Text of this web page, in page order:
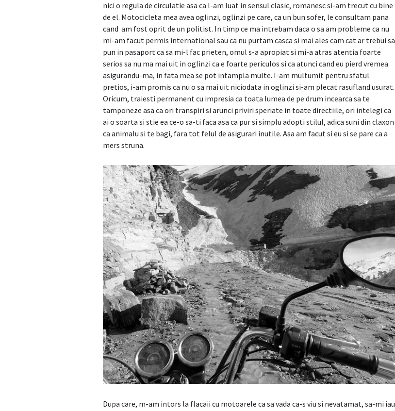
nici o regula de circulatie asa ca l-am luat in sensul clasic, romanesc si-am trecut cu bine
de el. Motocicleta mea avea oglinzi, oglinzi pe care, ca un bun sofer, le consultam pana
cand am fost oprit de un politist. In timp ce ma intrebam daca o sa am probleme ca nu
mi-am facut permis international sau ca nu purtam casca si mai ales cam cat ar trebui sa
pun in pasaport ca sa mi-l fac prieten, omul s-a apropiat si mi-a atras atentia foarte
serios sa nu ma mai uit in oglinzi ca e foarte periculos si ca atunci cand eu pierd vremea
asigurandu-ma, in fata mea se pot intampla multe. I-am multumit pentru sfatul
pretios, i-am promis ca nu o sa mai uit niciodata in oglinzi si-am plecat rasufland usurat.
Oricum, traiesti permanent cu impresia ca toata lumea de pe drum incearca sa te
tamponeze asa ca ori transpiri si arunci priviri speriate in toate directiile, ori intelegi ca
ai o soarta si stie ea ce-o sa-ti faca asa ca pur si simplu adopti stilul, adica suni din claxon
ca animalu si te bagi, fara tot felul de asigurari inutile. Asa am facut si eu si se pare ca a
mers struna.
Dupa care, m-am intors la flacaii cu motoarele ca sa vada ca-s viu si nevatamat, sa-mi iau